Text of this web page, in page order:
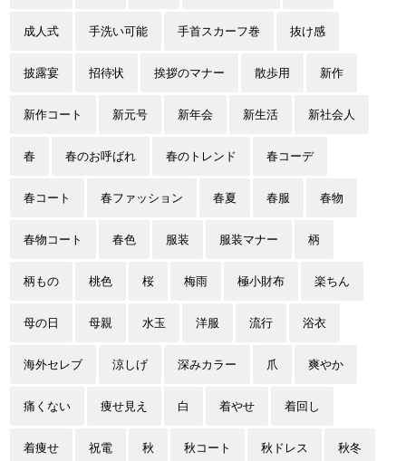
成人式 手洗い可能 手首スカーフ巻 抜け感
披露宴 招待状 挨拶のマナー 散歩用 新作
新作コート 新元号 新年会 新生活 新社会人
春 春のお呼ばれ 春のトレンド 春コーデ
春コート 春ファッション 春夏 春服 春物
春物コート 春色 服装 服装マナー 柄
柄もの 桃色 桜 梅雨 極小財布 楽ちん
母の日 母親 水玉 洋服 流行 浴衣
海外セレブ 涼しげ 深みカラー 爪 爽やか
痛くない 痩せ見え 白 着やせ 着回し
着痩せ 祝電 秋 秋コート 秋ドレス 秋冬